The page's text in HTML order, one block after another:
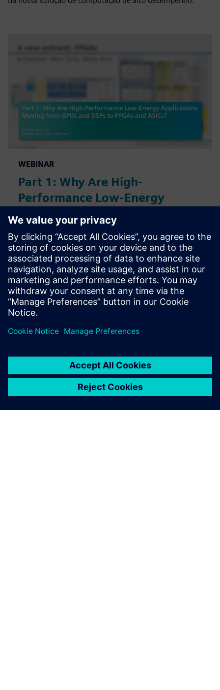
WEBINAR
Part 1: Why Are High-
Performance Low-Energy
Applications Moving from GPUs
and DSPs to FPGAs and ASICs?
Transistor counts and performance of integrated
circuits are reaching their peak. Artificial intelligence
is emerging as the next "big thing" in areas